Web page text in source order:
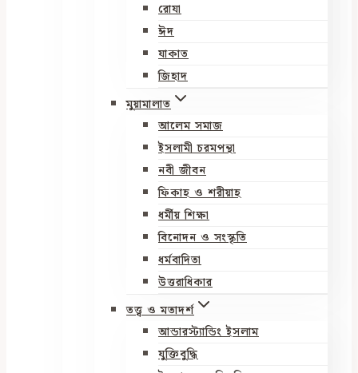
রোযা
ঈদ
যাকাত
জিহাদ
মুয়ামালাত
আলেম সমাজ
ইসলামী চরমপন্থা
নবী জীবন
ফিকাহ ও শরীয়াহ
ধর্মীয় শিক্ষা
বিনোদন ও সংস্কৃতি
ধর্মবাদিতা
উত্তরাধিকার
তত্ত্ব ও মতাদর্শ
আন্ডারস্ট্যান্ডিং ইসলাম
যুক্তিবুদ্ধি